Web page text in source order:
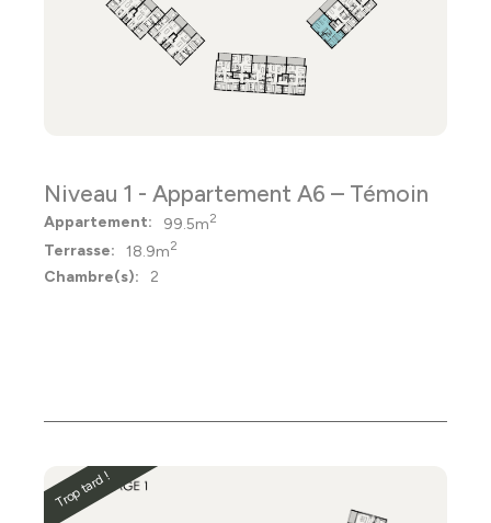
Niveau 1 - Appartement A6 – Témoin
Appartement: 99.5m2
Terrasse: 18.9m2
Chambre(s): 2
Trop tard !